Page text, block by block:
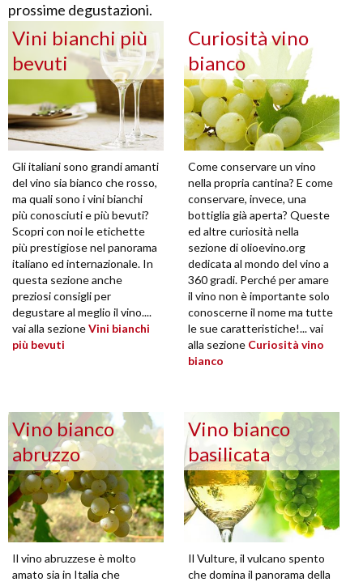
prossime degustazioni.
Vini bianchi più
bevuti
Gli italiani sono grandi amanti
del vino sia bianco che rosso,
ma quali sono i vini bianchi
più conosciuti e più bevuti?
Scopri con noi le etichette
più prestigiose nel panorama
italiano ed internazionale. In
questa sezione anche
preziosi consigli per
degustare al meglio il vino....
vai alla sezioneVini bianchi
più bevuti
Curiosità vino
bianco
Come conservare un vino
nella propria cantina? E come
conservare, invece, una
bottiglia già aperta? Queste
ed altre curiosità nella
sezione di olioevino.org
dedicata al mondo del vino a
360 gradi. Perché per amare
il vino non è importante solo
conoscerne il nome ma tutte
le sue caratteristiche!... vai
alla sezione Curiosità vino
bianco
Vino bianco
abruzzo
Il vino abruzzese è molto
amato sia in Italia che
Vino bianco
basilicata
Il Vulture, il vulcano spento
che domina il panorama della